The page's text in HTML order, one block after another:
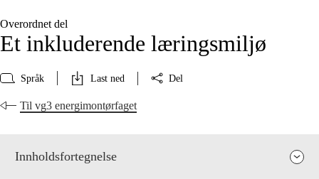
Overordnet del
Et inkluderende læringsmiljø
Språk Last ned Del
Til vg3 energimontørfaget
Innholdsfortegnelse